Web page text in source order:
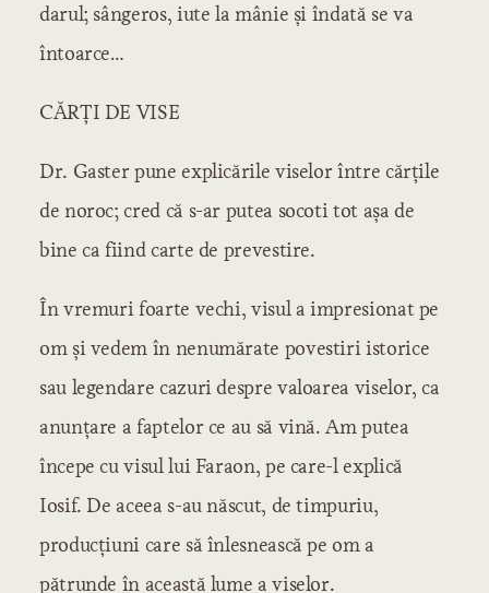
darul; sângeros, iute la mânie şi îndată se va
întoarce…
CĂRŢI DE VISE
Dr. Gaster pune explicările viselor între cărţile
de noroc; cred că s-ar putea socoti tot aşa de
bine ca fiind carte de prevestire.
În vremuri foarte vechi, visul a impresionat pe
om şi vedem în nenumărate povestiri istorice
sau legendare cazuri despre valoarea viselor, ca
anunţare a faptelor ce au să vină. Am putea
începe cu visul lui Faraon, pe care-l explică
Iosif. De aceea s-au născut, de timpuriu,
producţiuni care să înlesnească pe om a
pătrunde în această lume a viselor.